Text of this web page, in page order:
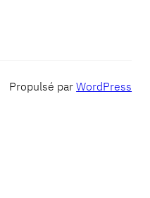
Propulsé parWordPress